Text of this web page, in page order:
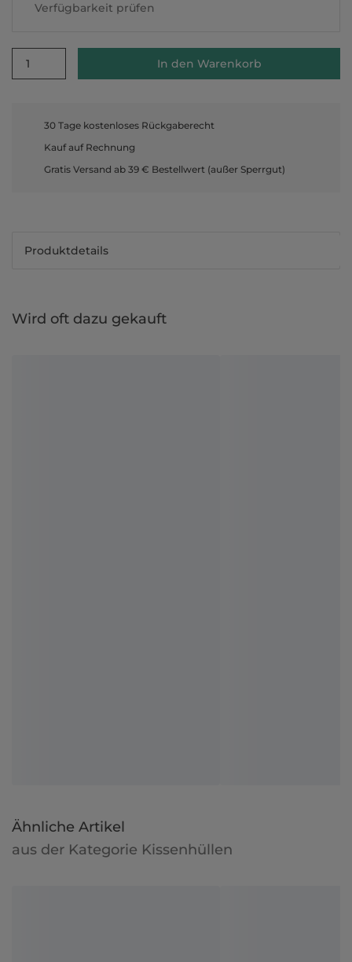
Verfügbarkeit prüfen
1 In den Warenkorb
30 Tage kostenloses Rückgaberecht
Kauf auf Rechnung
Gratis Versand ab 39 € Bestellwert (außer Sperrgut)
Produktdetails
Wird oft dazu gekauft
Ähnliche Artikel
aus der Kategorie Kissenhüllen